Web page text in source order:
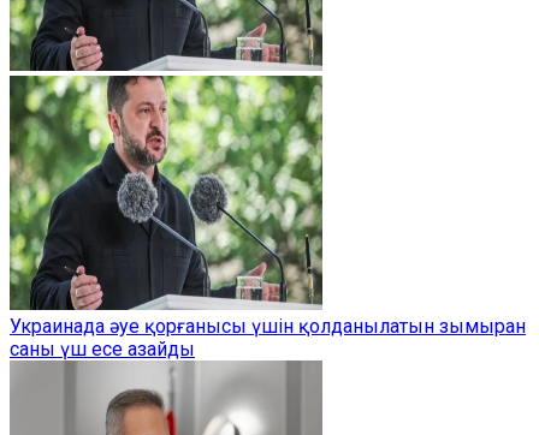
Украинада әуе қорғанысы үшін қолданылатын зымыран
саны үш есе азайды